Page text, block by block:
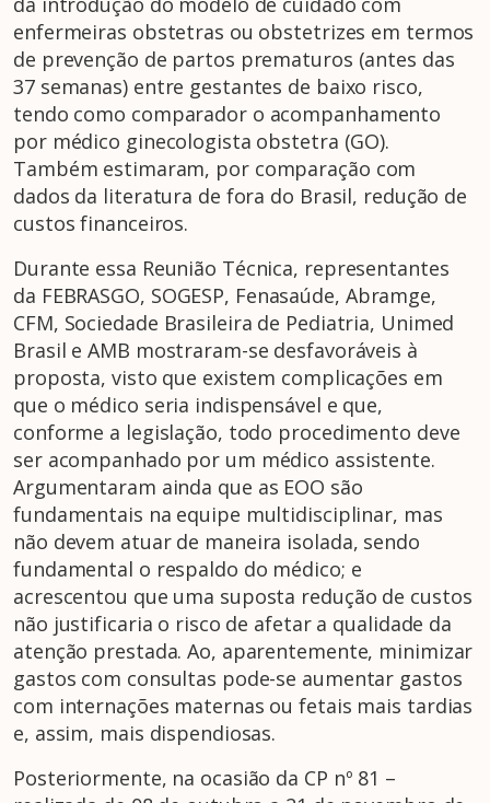
enfermeiras obstetras ou obstetrizes em termos
de prevenção de partos prematuros (antes das
37 semanas) entre gestantes de baixo risco,
tendo como comparador o acompanhamento
por médico ginecologista obstetra (GO).
Também estimaram, por comparação com
dados da literatura de fora do Brasil, redução de
custos financeiros.
Durante essa Reunião Técnica, representantes
da FEBRASGO, SOGESP, Fenasaúde, Abramge,
CFM, Sociedade Brasileira de Pediatria, Unimed
Brasil e AMB mostraram-se desfavoráveis à
proposta, visto que existem complicações em
que o médico seria indispensável e que,
conforme a legislação, todo procedimento deve
ser acompanhado por um médico assistente.
Argumentaram ainda que as EOO são
fundamentais na equipe multidisciplinar, mas
não devem atuar de maneira isolada, sendo
fundamental o respaldo do médico; e
acrescentou que uma suposta redução de custos
não justificaria o risco de afetar a qualidade da
atenção prestada. Ao, aparentemente, minimizar
gastos com consultas pode-se aumentar gastos
com internações maternas ou fetais mais tardias
e, assim, mais dispendiosas.
Posteriormente, na ocasião da CP nº 81 –